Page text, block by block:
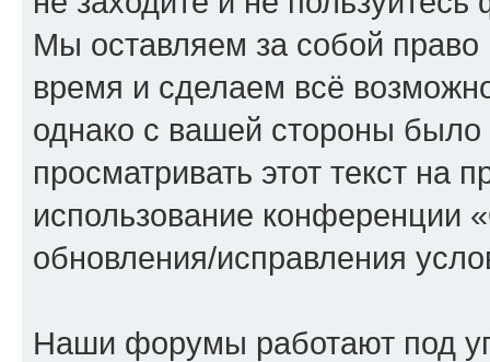
Мы оставляем за собой
время и сделаем всё
однако с вашей стороны
просматривать этот текст на
использование конференции
обновления/исправления
Наши форумы работают под